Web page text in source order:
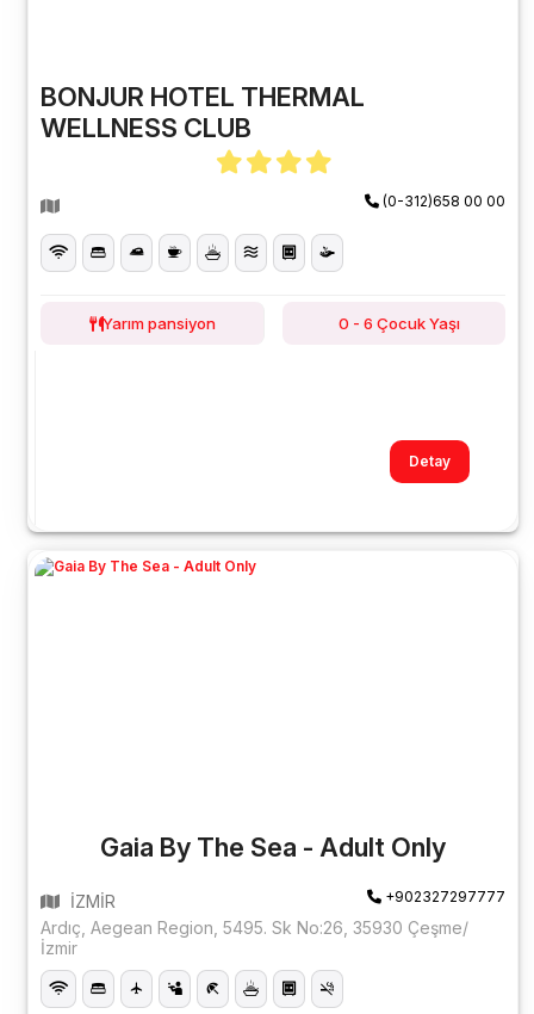
BONJUR HOTEL THERMAL
WELLNESS CLUB
(0-312)658 00 00
Yarım pansiyon 0 - 6 Çocuk Yaşı
Detay
Gaia By The Sea - Adult Only
İZMİR +902327297777
Ardıç, Aegean Region, 5495. Sk No:26, 35930 Çeşme/
İzmir